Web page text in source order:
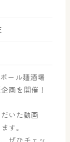
ール麺酒場
画を開催！
いた動画
す。